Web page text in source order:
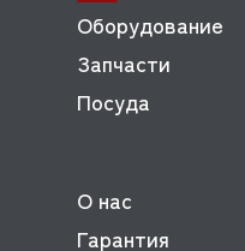
Оборудование
Запчасти
Посуда
О нас
Гарантия